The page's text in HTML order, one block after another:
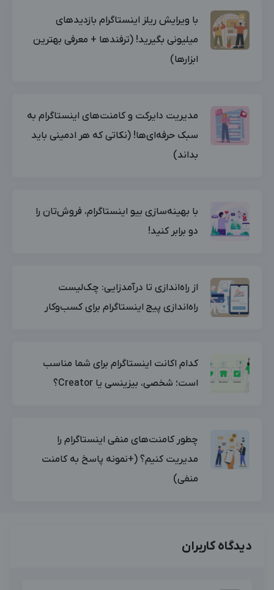
با ویرایش ریلز اینستاگرام بازدیدهای
میلیونی بگیرید! (ترفندها + معرفی بهترین
ابزارها)
مدیریت دایرکت‌ و کامنت‌های اینستاگرام به
سبک حرفه‌ای‌ها! (نکاتی که هر ادمینی باید
بداند)
با بهینه‌سازی بیو اینستاگرام، فروش‌تان را
دو برابر کنید!
از راه‌اندازی تا درآمدزایی: چک‌لیست
راه‌اندازی پیج اینستاگرام برای کسب‌وکار
کدام اکانت اینستاگرام برای شما مناسب
است؛ شخصی، بیزینسی یا Creator؟
چطور کامنت‌های منفی اینستاگرام را
مدیریت کنیم؟ (+نمونه پاسخ به کامنت
منفی)
دیدگاه کاربران